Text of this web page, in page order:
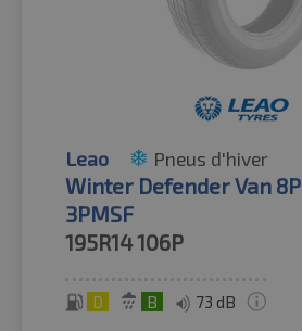
Leao Pneus d'hiver
Winter Defender Van
3PMSF
195R14106P
D B 73 dB